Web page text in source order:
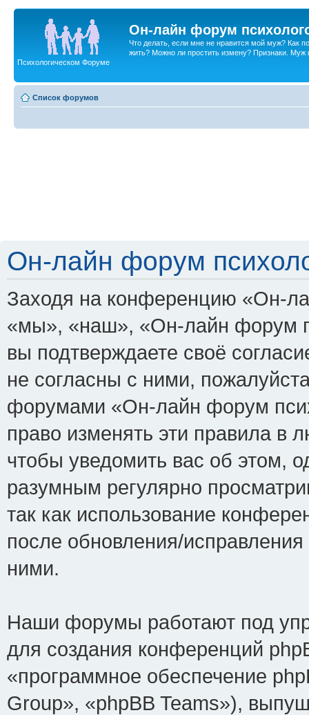
Он-лайн форум
Что делать, если мне не нравится мой муж? Как
жить? Можно ли простить измену? Признаки. Муж
Психологическом Форуме
Список форумов
Он-лайн форум
Заходя на конференцию «Он-
«мы», «наш», «Он-лайн форум
вы подтверждаете своё
не согласны с ними,
форумами «Он-лайн форум
право изменять эти правила в
чтобы уведомить вас об этом,
разумным регулярно
так как использование
после обновления/
ними.
Наши форумы работают под
для создания конференций
«программное обеспечение
Group», «phpBB Teams»),